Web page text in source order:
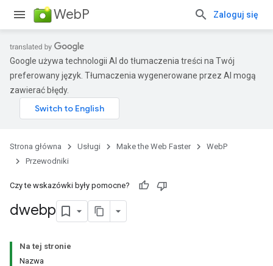
WebP Zaloguj się
Google używa technologii AI do tłumaczenia treści na Twój
preferowany język. Tłumaczenia wygenerowane przez AI mogą
zawierać błędy.
Strona główna Usługi Make the Web Faster
WebP
Przewodniki
Czy te wskazówki były pomocne?
dwebp
Na tej stronie
Nazwa